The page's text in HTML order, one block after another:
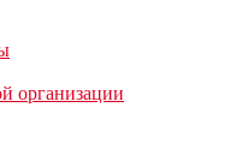
организации